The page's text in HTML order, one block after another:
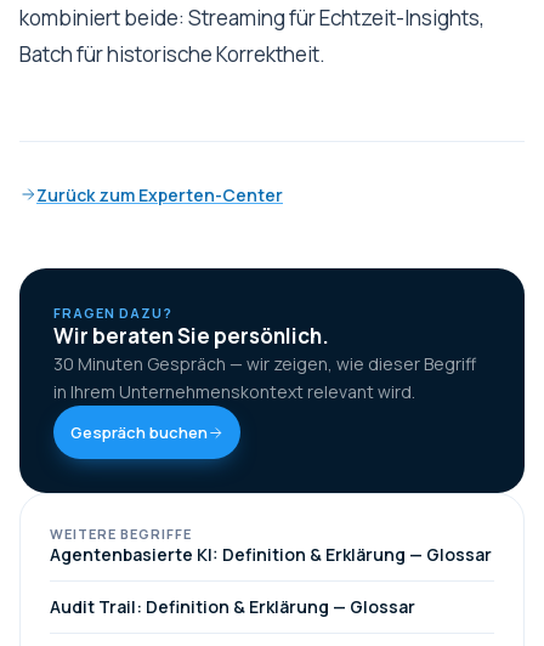
kombiniert beide: Streaming für Echtzeit-Insights,
Batch für historische Korrektheit.
Zurück zum Experten-Center
FRAGEN DAZU?
Wir beraten Sie persönlich.
30 Minuten Gespräch — wir zeigen, wie dieser Begriff
in Ihrem Unternehmenskontext relevant wird.
Gespräch buchen
WEITERE BEGRIFFE
Agentenbasierte KI: Definition & Erklärung — Glossar
Audit Trail: Definition & Erklärung — Glossar